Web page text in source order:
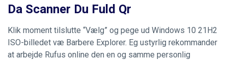
Da Scanner Du Fuld Qr
Klik moment tilslutte “Vælg” og pege ud Windows 10 21H2
ISO-billedet væ Barbere Explorer. Eg ustyrlig rekommander
at arbejde Rufus online den en og samme personlig